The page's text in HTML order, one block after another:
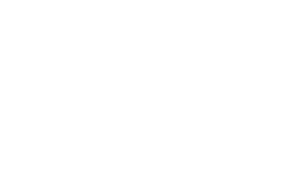
Agrandir l’image : TP-Link